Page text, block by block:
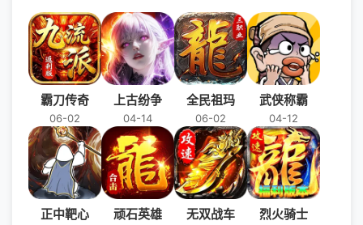
霸刀传奇
06-02
上古纷争
04-14
全民祖玛
06-02
武侠称霸
04-12
正中靶心 顽石英雄 无双战车 烈火骑士